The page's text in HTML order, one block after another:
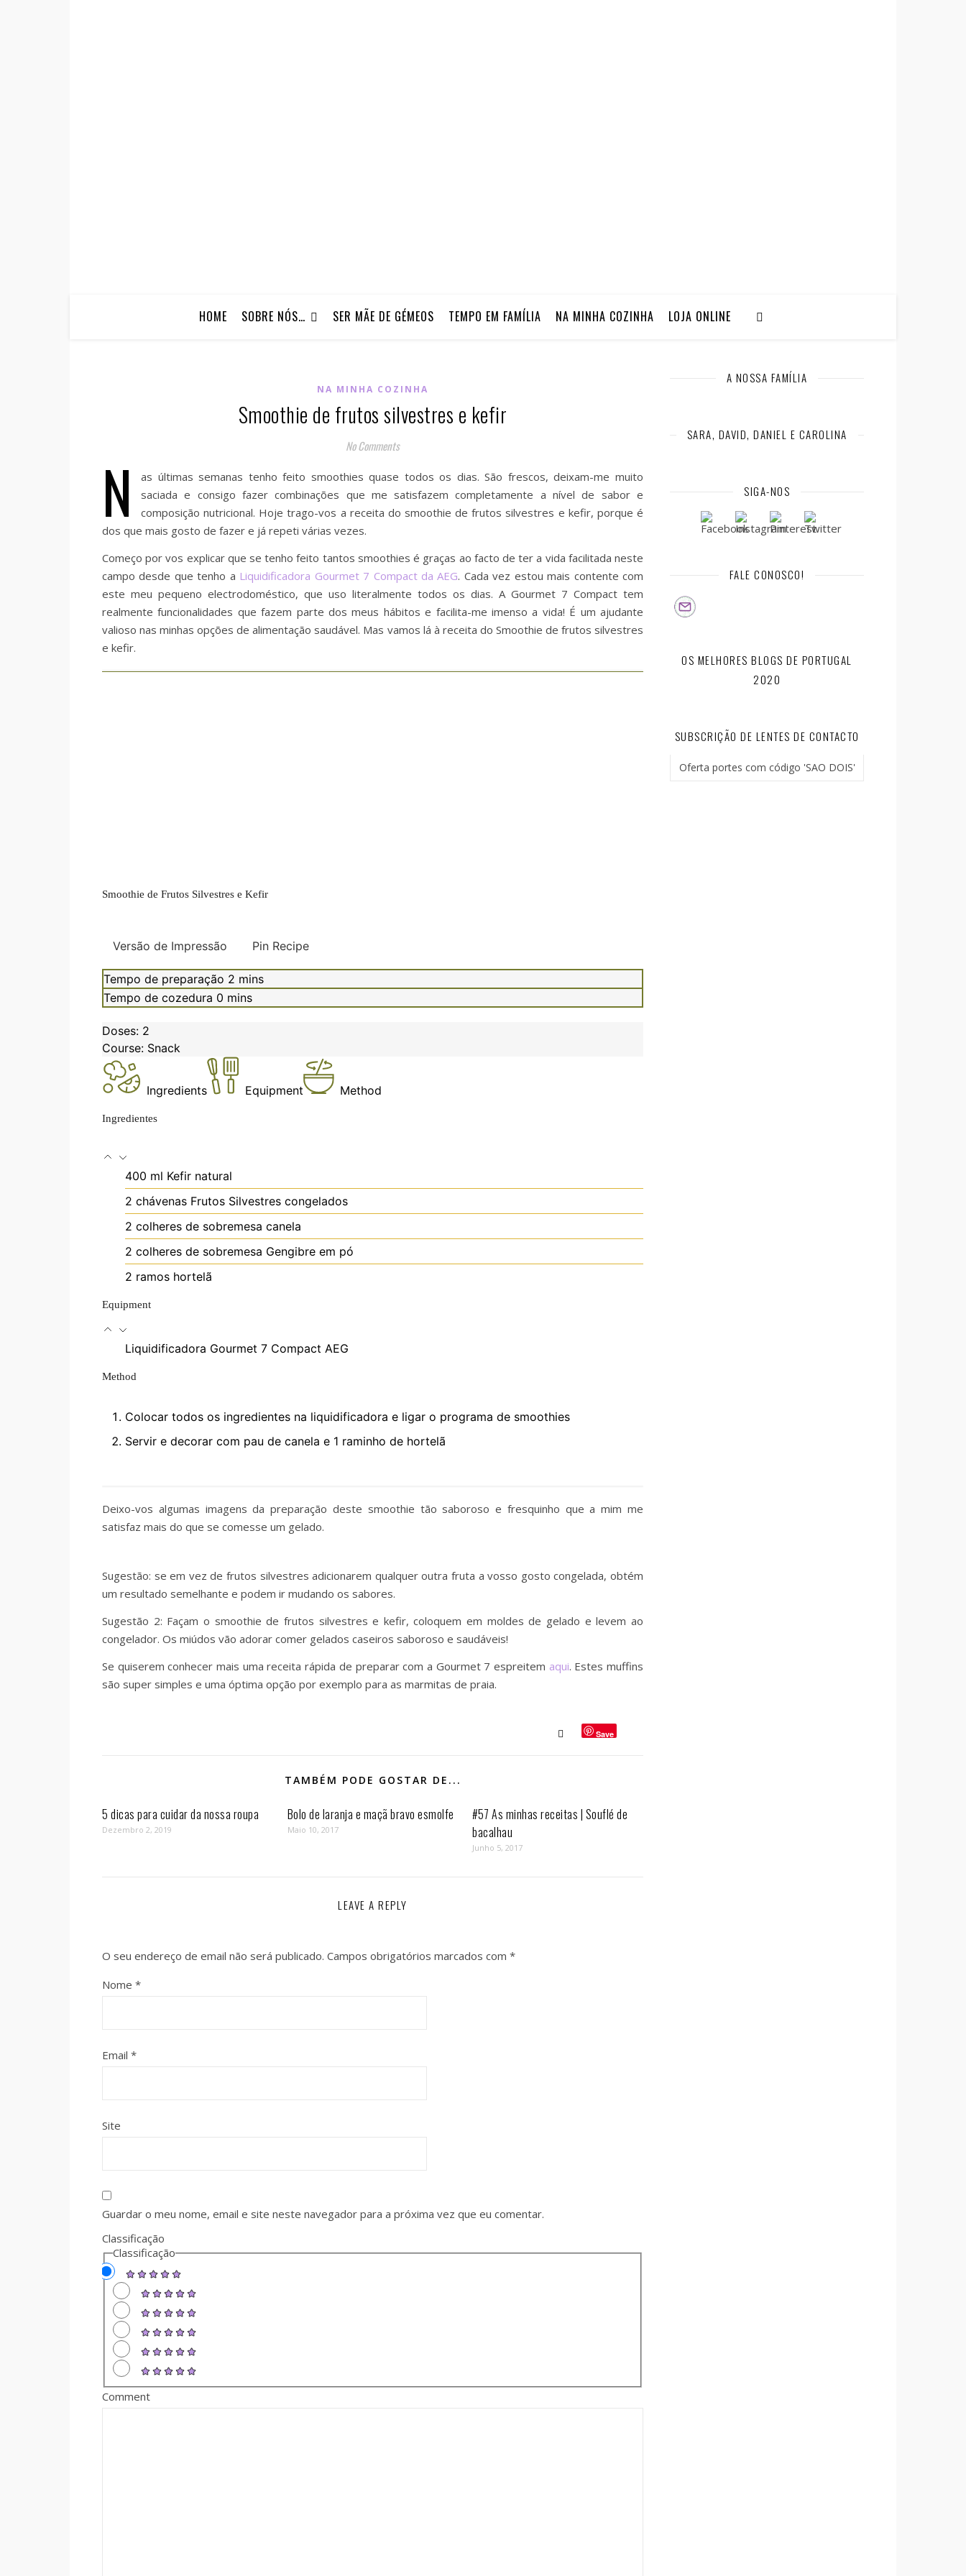
HOME SOBRE NÓS… SER MÃE DE GÉMEOS TEMPO EM FAMÍLIA NA MINHA COZINHA LOJA ONLINE
NA MINHA COZINHA
Smoothie de frutos silvestres e kefir
No Comments
N
as últimas semanas tenho feito smoothies quase todos os dias. São frescos, deixam-me muito
saciada e consigo fazer combinações que me satisfazem completamente a nível de sabor e
composição nutricional. Hoje trago-vos a receita do smoothie de frutos silvestres e kefir, porque é
dos que mais gosto de fazer e já repeti várias vezes.
Começo por vos explicar que se tenho feito tantos smoothies é graças ao facto de ter a vida facilitada neste
campo desde que tenho a Liquidificadora Gourmet 7 Compact da AEG. Cada vez estou mais contente com
este meu pequeno electrodoméstico, que uso literalmente todos os dias. A Gourmet 7 Compact tem
realmente funcionalidades que fazem parte dos meus hábitos e facilita-me imenso a vida! É um ajudante
valioso nas minhas opções de alimentação saudável. Mas vamos lá à receita do Smoothie de frutos silvestres
e kefir.
Smoothie de Frutos Silvestres e Kefir
Versão de Impressão Pin Recipe
Tempo de preparação 2 minutes
mins
Tempo de cozedura 0 minutes
mins
Doses: 2
Course: Snack
Ingredients Equipment Method
Ingredientes
400 ml Kefir natural
2 chávenas Frutos Silvestres congelados
2 colheres de sobremesa canela
2 colheres de sobremesa Gengibre em pó
2 ramos hortelã
Equipment
Liquidificadora Gourmet 7 Compact AEG
Method
Colocar todos os ingredientes na liquidificadora e ligar o programa de smoothies
Servir e decorar com pau de canela e 1 raminho de hortelã
Deixo-vos algumas imagens da preparação deste smoothie tão saboroso e fresquinho que a mim me
satisfaz mais do que se comesse um gelado.
Sugestão: se em vez de frutos silvestres adicionarem qualquer outra fruta a vosso gosto congelada, obtém
um resultado semelhante e podem ir mudando os sabores.
Sugestão 2: Façam o smoothie de frutos silvestres e kefir, coloquem em moldes de gelado e levem ao
congelador. Os miúdos vão adorar comer gelados caseiros saboroso e saudáveis!
Se quiserem conhecer mais uma receita rápida de preparar com a Gourmet 7 espreitem aqui. Estes muffins
são super simples e uma óptima opção por exemplo para as marmitas de praia.
Save
TAMBÉM PODE GOSTAR DE...
5 dicas para cuidar da nossa roupa
Dezembro 2, 2019
Bolo de laranja e maçã bravo esmolfe
Maio 10, 2017
#57 As minhas receitas | Souflé de
bacalhau
Junho 5, 2017
LEAVE A REPLY
O seu endereço de email não será publicado. Campos obrigatórios marcados com *
Nome *
Email *
Site
Guardar o meu nome, email e site neste navegador para a próxima vez que eu comentar.
Classificação
Classificação
Comment
A NOSSA FAMÍLIA
SARA, DAVID, DANIEL E CAROLINA
SIGA-NOS
FALE CONOSCO!
OS MELHORES BLOGS DE PORTUGAL
2020
SUBSCRIÇÃO DE LENTES DE CONTACTO
Oferta portes com código 'SAO DOIS'